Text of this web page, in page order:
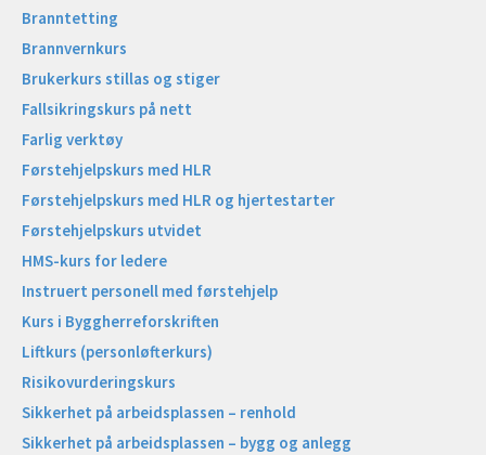
Branntetting
Brannvernkurs
Brukerkurs stillas og stiger
Fallsikringskurs på nett
Farlig verktøy
Førstehjelpskurs med HLR
Førstehjelpskurs med HLR og hjertestarter
Førstehjelpskurs utvidet
HMS-kurs for ledere
Instruert personell med førstehjelp
Kurs i Byggherreforskriften
Liftkurs (personløfterkurs)
Risikovurderingskurs
Sikkerhet på arbeidsplassen – renhold
Sikkerhet på arbeidsplassen – bygg og anlegg